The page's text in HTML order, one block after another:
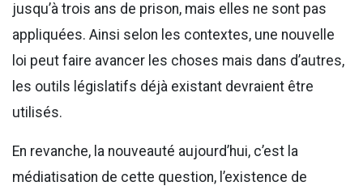
jusqu’à trois ans de prison, mais elles ne sont pas
appliquées. Ainsi selon les contextes, une nouvelle
loi peut faire avancer les choses mais dans d’autres,
les outils législatifs déjà existant devraient être
utilisés.
En revanche, la nouveauté aujourd’hui, c’est la
médiatisation de cette question, l’existence de